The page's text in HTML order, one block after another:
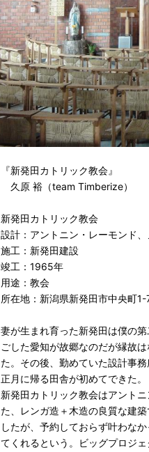
『新発田カトリック教会』
久原 裕（team Timberize）
新発田カトリック教会
設計：アントニン・レーモンド
施工：新発田建設
竣工：1965年
用途：教会
所在地：新潟県新発田市中央町
妻が生まれ育った新発田は僕の
ごした愛知が故郷なのだが縁故
た。その後、勤めていた設計事
正月に帰る田舎が初めてできた。
新発田カトリック教会はアント
た、レンガ造＋木造の良質な建
したが、予約しておらず叶わな
てくれるという。ビッグプロジ